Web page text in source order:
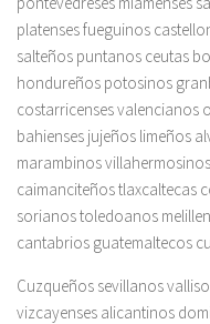
platenses fueguinos
salteños puntanos ceutas
hondureños potosinos
costarricenses valencianos
bahienses jujeños limeños
marambinos
caimanciteños tlaxcaltecas
sorianos toledoanos
cantabrios guatemaltecos
Cuzqueños sevillanos
vizcayenses alicantinos